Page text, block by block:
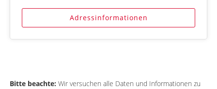
Adressinformationen
Bitte beachte: Wir versuchen alle Daten und Informationen zu